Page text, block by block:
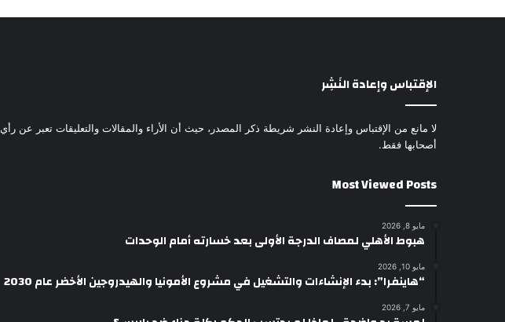
الإقتباس وإعادة النَشِر
لا مانع من الإقتباس وإعادة النشر شريطة ذكر المصدر، حيث أن الأراء والمقالات والتعليقات تعبر عن رأي
أصحابها فقط.
Most Viewed Posts
مايو 8, 2026
هبوط الأهلي لمصاف الدرجة الأولى بعد خسارته أمام الوحدات
مايو 10, 2026
“هاينفرا”: بدء الإنشاءات والتشغيل في مشروع الأمونيا والهيدروجين الأخضر عام 2030
مايو 7, 2026